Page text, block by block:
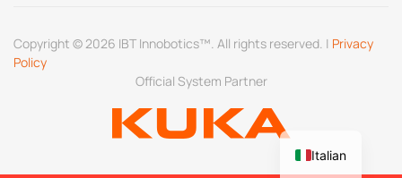
Copyright © 2026 IBT Innobotics™. All rights reserved. | Privacy
Policy
Official System Partner
Italian